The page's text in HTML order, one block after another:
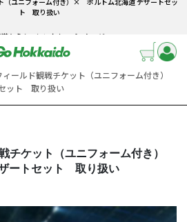
ト 取り扱い
港から！ レンタカーパッケージ
海道の旅は貸切バンで決まり
（ユニフォーム付き）× ポルトム北海道 デザートセッ
ト 取り扱い
ールド観戦チケット（ユニフォーム付き）
ット 取り扱い
チケット（ユニフォーム付き）
ートセット 取り扱い